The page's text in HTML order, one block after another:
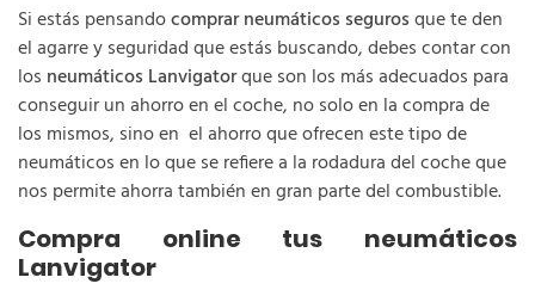
Si estás pensandocomprar neumáticos segurosque te den
el agarre y seguridad que estás buscando, debes contar con
los neumáticos Lanvigatorque son los más adecuados para
conseguir un ahorro en el coche, no solo en la compra de
los mismos, sino en el ahorro que ofrecen este tipo de
neumáticos en lo que se refiere a la rodadura del coche que
nos permite ahorra también en gran parte del combustible.
Compra online tus neumáticos
Lanvigator